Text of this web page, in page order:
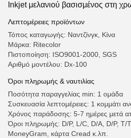
Inkjet μελανιού βασισμένος στη
Λεπτομέρειες προϊόντων
Τόπος καταγωγής: Ναντζίνγκ, Κίνα
Μάρκα: Ritecolor
Πιστοποίηση: ISO9001-2000, SGS
Αριθμό μοντέλου: Dx-100
Όροι πληρωμής & ναυτιλίας
Ποσότητα παραγγελίας min: 1 ομάδα
Συσκευασία λεπτομέρειες: 1 κομμάτι
Χρόνος παράδοσης: 5-7 ημέρες μετά
Όροι πληρωμής: D/P, L/C, D/A, D/P, T/
MoneyGram, κάρτα Cread κ.λπ.